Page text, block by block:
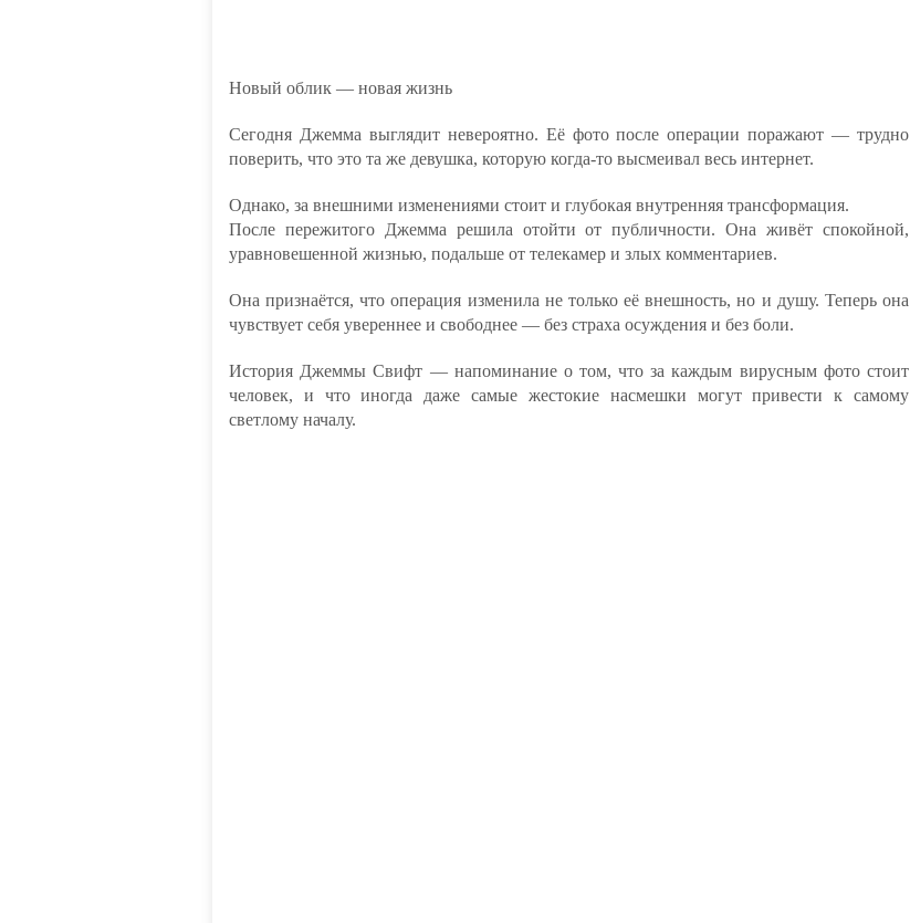
Новый облик — новая жизнь
Сегодня Джемма выглядит невероятно. Её фото после операции поражают — трудно
поверить, что это та же девушка, которую когда-то высмеивал весь интернет.
Однако, за внешними изменениями стоит и глубокая внутренняя трансформация.
После пережитого Джемма решила отойти от публичности. Она живёт спокойной,
уравновешенной жизнью, подальше от телекамер и злых комментариев.
Она признаётся, что операция изменила не только её внешность, но и душу. Теперь она
чувствует себя увереннее и свободнее — без страха осуждения и без боли.
История Джеммы Свифт — напоминание о том, что за каждым вирусным фото стоит
человек, и что иногда даже самые жестокие насмешки могут привести к самому
светлому началу.